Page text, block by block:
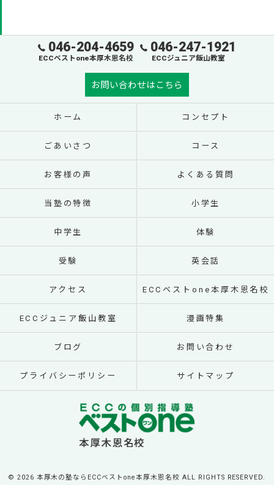
046-204-4659
ECCベストone本厚木恩名校
046-247-1921
ECCジュニア飯山教室
お問い合わせはこちら
ホーム コンセプト
ごあいさつ コース
お客様の声 よくある質問
当塾の特徴 小学生
中学生 体験
受験 英会話
アクセス ECCベストone本厚木恩名校
ECCジュニア飯山教室 漫画特集
ブログ お問い合わせ
プライバシーポリシー サイトマップ
© 2026 本厚木の塾ならECCベストone本厚木恩名校 ALL RIGHTS RESERVED.